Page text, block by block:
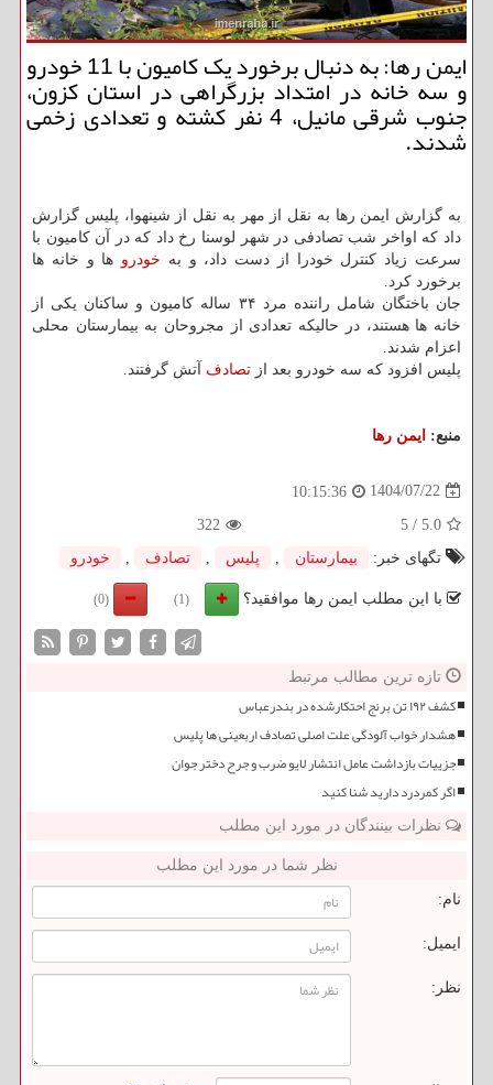
ایمن رها: به دنبال برخورد یک کامیون با 11 خودرو
و سه خانه در امتداد بزرگراهی در استان کزون،
جنوب شرقی مانیل، 4 نفر کشته و تعدادی زخمی
شدند.
به گزارش ایمن رها به نقل از مهر به نقل از شینهوا، پلیس گزارش
داد که اواخر شب تصادفی در شهر لوسنا رخ داد که در آن کامیون با
سرعت زیاد کنترل خودرا از دست داد، و به خودرو ها و خانه ها
برخورد کرد.
جان باختگان شامل راننده مرد ۳۴ ساله کامیون و ساکنان یکی از
خانه ها هستند، در حالیکه تعدادی از مجروحان به بیمارستان محلی
اعزام شدند.
پلیس افزود که سه خودرو بعد از تصادف آتش گرفتند.
منبع: ایمن رها
1404/07/22
10:15:36
5.0
/
5
322
تگهای خبر:
بیمارستان پلیس تصادف خودرو
با این مطلب ایمن رها موافقید؟ (1)
(0)
تازه ترین مطالب مرتبط
کشف ۱۹۲ تن برنج احتکارشده در بندرعباس
هشدار خواب آلودگی علت اصلی تصادف اربعینی ها پلیس
جزییات بازداشت عامل انتشار لایو ضرب و جرح دختر جوان
اگر کمردرد دارید شنا کنید
نظرات بینندگان در مورد این مطلب
نظر شما در مورد این مطلب
نام:
ایمیل:
نظر: